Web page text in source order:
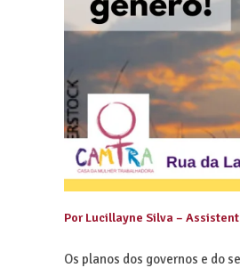
Por Lucillayne Silva –
Os planos dos governos e do